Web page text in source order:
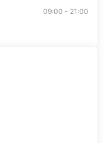
09:00 - 21:00